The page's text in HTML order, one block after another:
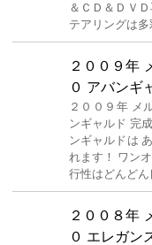
＆ＣＤ＆ＤＶ
テアリングは多
２００９年
０ アバンギ
２００９年 メ
ンギャルド 完
ンギャルドは
れます！ ワン
行性はどんどん
２００８年
０ エレガン